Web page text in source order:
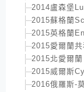
2014盧森堡
2015蘇格蘭
2015英格蘭
2015愛爾蘭共
2015北愛爾蘭
2015威爾斯
2016俄羅斯-